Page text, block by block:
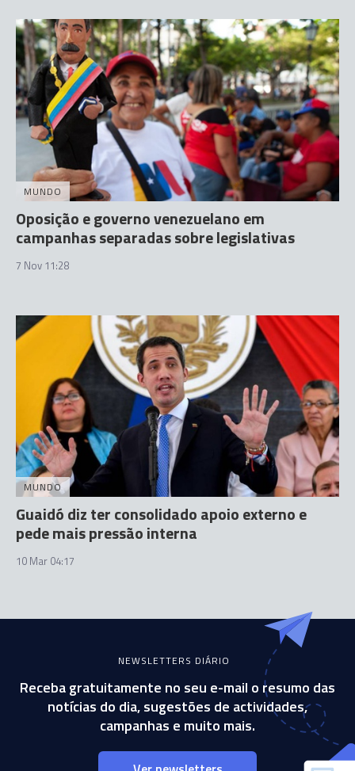
MUNDO
Oposição e governo venezuelano em
campanhas separadas sobre legislativas
7 Nov 11:28
MUNDO
Guaidó diz ter consolidado apoio externo e
pede mais pressão interna
10 Mar 04:17
NEWSLETTERS DIÁRIO
Receba gratuitamente no seu e-mail o resumo das
notícias do dia, sugestões de actividades,
campanhas e muito mais.